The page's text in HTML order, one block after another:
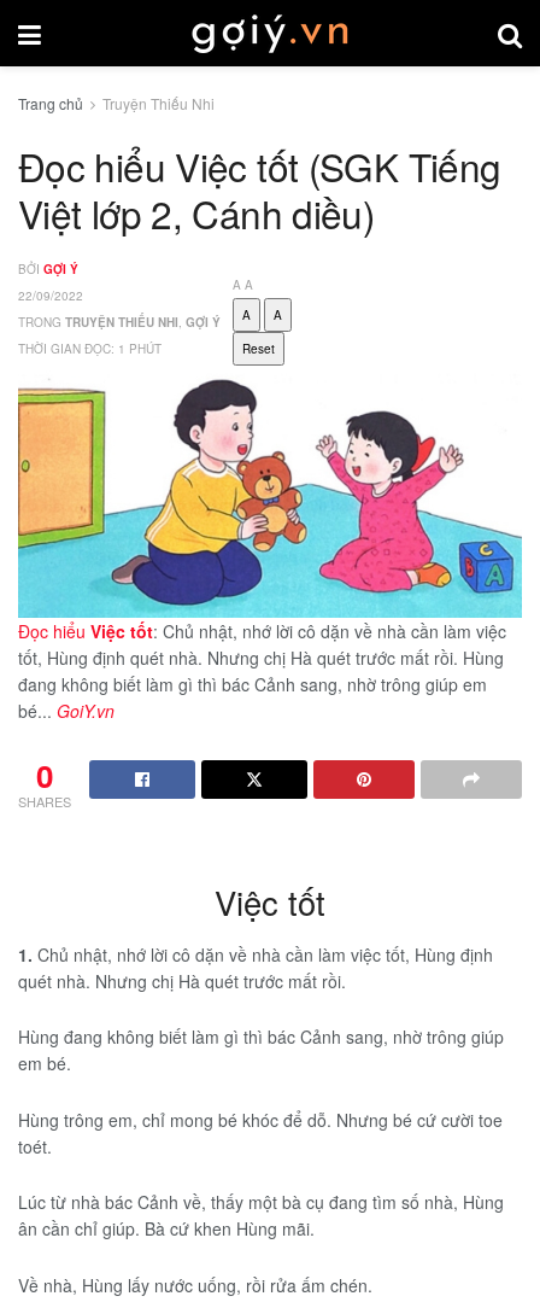
Trang chủ Truyện Thiếu Nhi
Đọc hiểu Việc tốt (SGK Tiếng
Việt lớp 2, Cánh diều)
BỞI GỢI Ý
22/09/2022
TRONG TRUYỆN THIẾU NHI, GỢI Ý
THỜI GIAN ĐỌC: 1 PHÚT
A A
A
A
Reset
Đọc hiểu Việc tốt: Chủ nhật, nhớ lời cô dặn về nhà cần làm việc
tốt, Hùng định quét nhà. Nhưng chị Hà quét trước mất rồi. Hùng
đang không biết làm gì thì bác Cảnh sang, nhờ trông giúp em
bé... GoiY.vn
0
SHARES
Việc tốt
1. Chủ nhật, nhớ lời cô dặn về nhà cần làm việc tốt, Hùng định
quét nhà. Nhưng chị Hà quét trước mất rồi.
Hùng đang không biết làm gì thì bác Cảnh sang, nhờ trông giúp
em bé.
Hùng trông em, chỉ mong bé khóc để dỗ. Nhưng bé cứ cười toe
toét.
Lúc từ nhà bác Cảnh về, thấy một bà cụ đang tìm số nhà, Hùng
ân cần chỉ giúp. Bà cứ khen Hùng mãi.
Về nhà, Hùng lấy nước uống, rồi rửa ấm chén.